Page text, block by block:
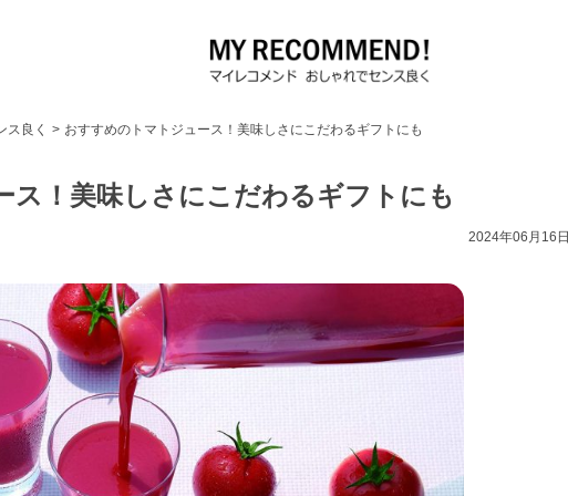
ス良く > おすすめのトマトジュース！美味しさにこだわるギフトにも
ス！美味しさにこだわるギフトにも
2024年06月16